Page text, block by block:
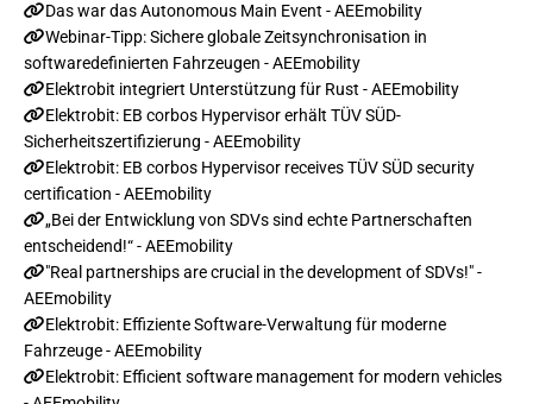
Das war das Autonomous Main Event - AEEmobility
Webinar-Tipp: Sichere globale Zeitsynchronisation in
softwaredefinierten Fahrzeugen - AEEmobility
Elektrobit integriert Unterstützung für Rust - AEEmobility
Elektrobit: EB corbos Hypervisor erhält TÜV SÜD-
Sicherheitszertifizierung - AEEmobility
Elektrobit: EB corbos Hypervisor receives TÜV SÜD security
certification - AEEmobility
„Bei der Entwicklung von SDVs sind echte Partnerschaften
entscheidend!“ - AEEmobility
"Real partnerships are crucial in the development of SDVs!" -
AEEmobility
Elektrobit: Effiziente Software-Verwaltung für moderne
Fahrzeuge - AEEmobility
Elektrobit: Efficient software management for modern vehicles